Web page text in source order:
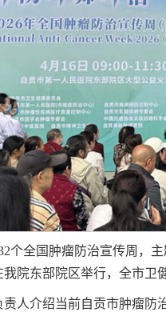
个全国肿瘤防治宣传周，
院东部院区举行，全市卫
人介绍当前自贡市肿瘤防